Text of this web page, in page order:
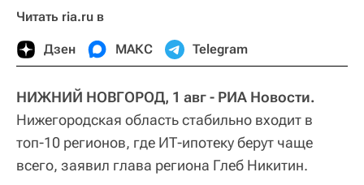
Читать ria.ru в
Дзен МАКС Telegram
НИЖНИЙ НОВГОРОД, 1 авг - РИА Новости.
Нижегородская область стабильно входит в
топ-10 регионов, где ИТ-ипотеку берут чаще
всего, заявил глава региона Глеб Никитин.